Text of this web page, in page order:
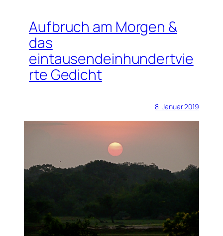
Aufbruch am Morgen &
das
eintausendeinhundertvie
rte Gedicht
8. Januar 2019